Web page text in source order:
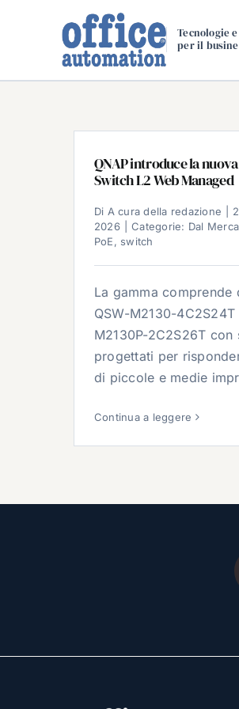
Tecnologie
per il
QNAP introduce la
Switch L2 Web Managed
Di A cura della redazione
2026
Categorie: Dal
PoE, switch
La gamma comprende
QSW-M2130-4C2S24T
M2130P-2C2S26T
progettati per
di piccole e medie
Continua a leggere